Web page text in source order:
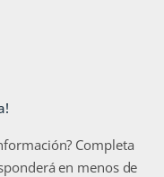
Completa
en menos de